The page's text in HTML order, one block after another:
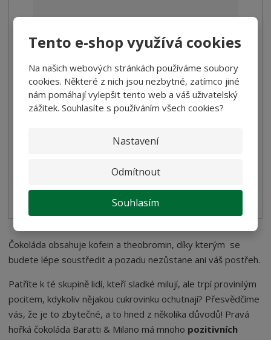
Tento e-shop využívá cookies
Na našich webových stránkách používáme soubory
cookies. Některé z nich jsou nezbytné, zatímco jiné
nám pomáhají vylepšit tento web a váš uživatelský
zážitek. Souhlasíte s používáním všech cookies?
Nastavení
Odmítnout
Souhlasím
Želatinové bonbóny citrón Bergamot Le Pr...
169,00 Kč
150,89 Kč bez DPH
Koupit
SKLADEM
Želatinové bonbony s pravou ovocnou šťávou (15%) Bez barviv
Čokoláda obsahuje kofein a theobromin, díky kterým se
budete lépe soustředit a pozadu nezůstane ani váš postřeh.
Patříte k té skupině lidí, kteří sladké milují, ale trpí provinilým
pocitem, kdykoliv nějakou cukrovinku ochutnají? Přesvědčíme
vás, že je to zbytečné, a to hned z několika důvodů! Pravá
hořká čokoláda Baratti & Milano má mnoho pozitivních